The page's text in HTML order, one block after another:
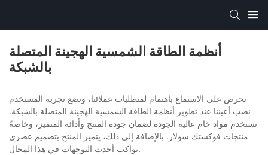
أنظمة الطاقة الشمسية الهجينة المتصلة
بالشبكة
نحرص على الاستماع باهتمام لمتطلبات عملائنا، ونضع تجربة المستخدم
نصب أعيننا عند تطوير أنظمة الطاقة الشمسية الهجينة المتصلة بالشبكة.
نستخدم مواد خام عالية الجودة لضمان جودة المنتج وأدائه المتميز، وخاصةً
منتجات فوكستك سولار. بالإضافة إلى ذلك، يتميز المنتج بتصميم عصري
يواكب أحدث التوجهات في هذا المجال.